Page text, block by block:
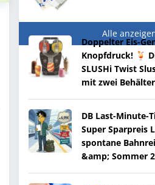
Alle
Doppelter Eis-
Knopfdruck! 🍹
SLUSHi Twist
mit zwei
DB Last-Minute-
Super Sparpreis
spontane
&amp; Sommer